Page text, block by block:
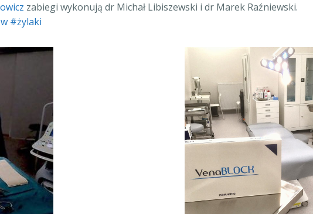
zabiegi wykonują dr Michał Libiszewski i dr Marek Raźniewski.
#żylaki